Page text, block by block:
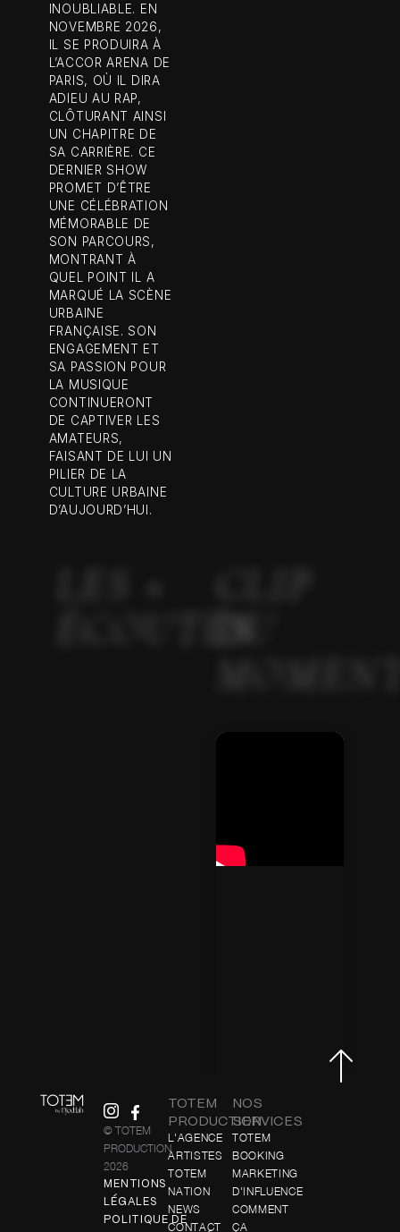
INOUBLIABLE. EN
NOVEMBRE 2026,
IL SE PRODUIRA À
L’ACCOR ARENA DE
PARIS, OÙ IL DIRA
ADIEU AU RAP,
CLÔTURANT AINSI
UN CHAPITRE DE
SA CARRIÈRE. CE
DERNIER SHOW
PROMET D’ÊTRE
UNE CÉLÉBRATION
MÉMORABLE DE
SON PARCOURS,
MONTRANT À
QUEL POINT IL A
MARQUÉ LA SCÈNE
URBAINE
FRANÇAISE. SON
ENGAGEMENT ET
SA PASSION POUR
LA MUSIQUE
CONTINUERONT
DE CAPTIVER LES
AMATEURS,
FAISANT DE LUI UN
PILIER DE LA
CULTURE URBAINE
D’AUJOURD’HUI.
ÉCOUTÉS
DU
© TOTEM
PRODUCTION
2026
MENTIONS
LÉGALES
POLITIQUE DE
TOTEM
PRODUCTION
L'AGENCE
ARTISTES
TOTEM
NATION
NEWS
CONTACT
NOS
SERVICES
TOTEM
BOOKING
MARKETING
D'INFLUENCE
COMMENT
ÇA